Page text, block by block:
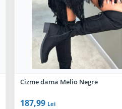
Cizme dama Melio Negre
187,99 Lei